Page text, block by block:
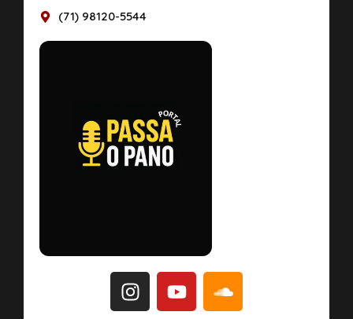
(71) 98120-5544